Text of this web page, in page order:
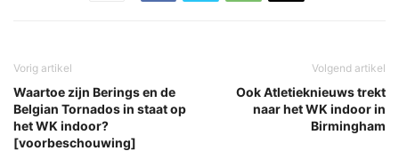
Vorig artikel
Waartoe zijn Berings en de
Belgian Tornados in staat op
het WK indoor?
[voorbeschouwing]
Volgend artikel
Ook Atletieknieuws trekt
naar het WK indoor in
Birmingham